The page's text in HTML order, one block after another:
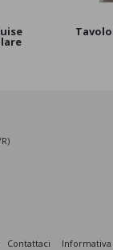
Contattaci